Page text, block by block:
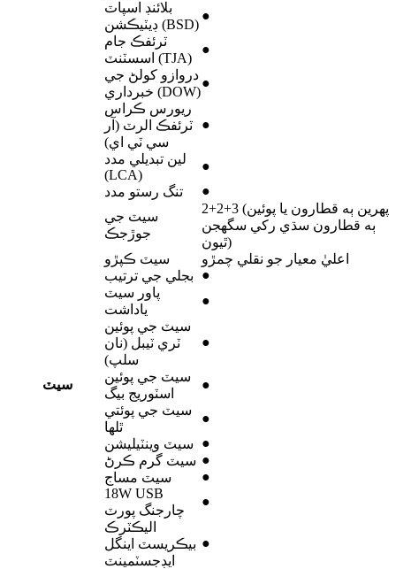
بلائنڊ اسپاٽ
ڊيٽيڪشن (BSD)
●
ٽرئفڪ جام
اسسٽنٽ (TJA)
●
دروازو کولڻ جي
خبرداري (DOW)
●
ريورس ڪراس
ٽرئفڪ الرٽ (آر
سي ٽي اي)
●
لين تبديلي مدد
(LCA)
●
تنگ رستو مدد
●
سيٽ
سيٽ جي
جوڙجڪ
2+2+3 (پهرين ٻه قطارون يا پوئين
ٻه قطارون سڌي رکي سگهجن
ٿيون)
سيٽ ڪپڙو
اعليٰ معيار جو نقلي چمڙو
بجلي جي ترتيب
●
پاور سيٽ
ياداشت
●
سيٽ جي پوئين
ٽري ٽيبل (نان
سلپ)
●
سيٽ جي پوئين
اسٽوريج بيگ
●
سيٽ جي پوئتي
ٿلها
●
سيٽ وينٽيليشن
●
سيٽ گرم ڪرڻ ●
سيٽ مساج
●
18W USB
چارجنگ پورٽ
●
اليڪٽرڪ
بيڪريسٽ اينگل
ايڊجسٽمينٽ
●